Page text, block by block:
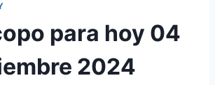
para hoy 04
2024